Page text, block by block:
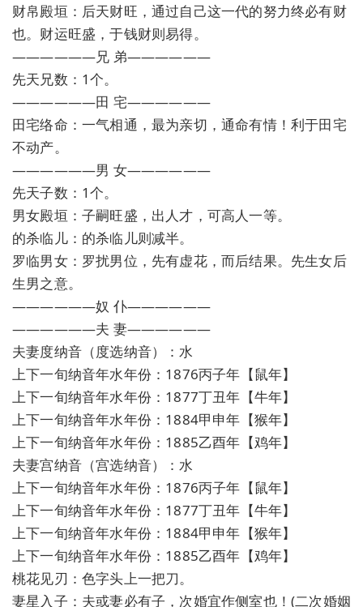
财帛殿垣：后天财旺，通过自己这一代的努力终必有财
也。财运旺盛，于钱财则易得。
——————兄 弟——————
先天兄数：1个。
——————田 宅——————
田宅络命：一气相通，最为亲切，通命有情！利于田宅
不动产。
——————男 女——————
先天子数：1个。
男女殿垣：子嗣旺盛，出人才，可高人一等。
的杀临儿：的杀临儿则减半。
罗临男女：罗扰男位，先有虚花，而后结果。先生女后
生男之意。
——————奴 仆——————
——————夫 妻——————
夫妻度纳音（度选纳音）：水
上下一旬纳音年水年份：1876丙子年【鼠年】
上下一旬纳音年水年份：1877丁丑年【牛年】
上下一旬纳音年水年份：1884甲申年【猴年】
上下一旬纳音年水年份：1885乙酉年【鸡年】
夫妻宫纳音（宫选纳音）：水
上下一旬纳音年水年份：1876丙子年【鼠年】
上下一旬纳音年水年份：1877丁丑年【牛年】
上下一旬纳音年水年份：1884甲申年【猴年】
上下一旬纳音年水年份：1885乙酉年【鸡年】
桃花见刃：色字头上一把刀。
妻星入子：夫或妻必有子，次婚宜作侧室也！(二次婚姻